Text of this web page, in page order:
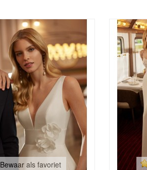
Bewaar als favoriet